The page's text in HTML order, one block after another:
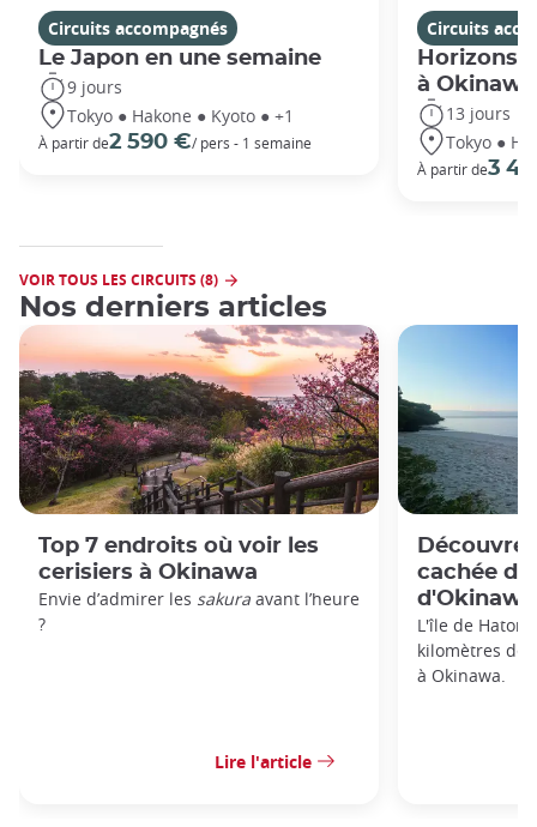
Circuits accompagnés
Le Japon en une semaine
9 jours
Tokyo ● Hakone ● Kyoto ● +1
À partir de2 590 €/ pers - 1 semaine
Circuits
Horizons
à Okinawa
13 jours
Tokyo ●
À partir de3
VOIR TOUS LES CIRCUITS (8)
Nos derniers articles
Top 7 endroits où voir les
cerisiers à Okinawa
Envie d’admirer les sakura avant l’heure
?
Lire l'article
cachée
d'Okinawa
L'île de
kilomètres de
à Okinawa.